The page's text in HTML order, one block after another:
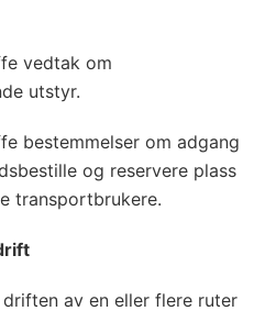
vedtak om
utstyr.
bestemmelser om adgang
og reservere plass
transportbrukere.
av en eller flere ruter